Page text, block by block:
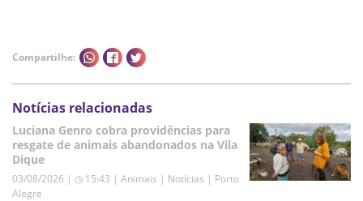
Compartilhe:
Notícias relacionadas
Luciana Genro cobra providências para
resgate de animais abandonados na Vila
Dique
03/08/2026 | ◷ 15:43 | Animais | Notícias | Porto
Alegre